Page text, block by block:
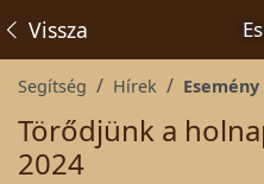
Vissza
Segítség Hírek
Törődjünk a
2024